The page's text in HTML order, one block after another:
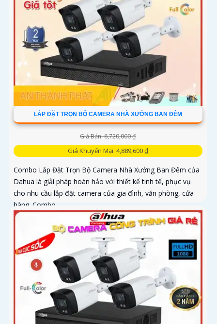
LẮP ĐẶT TRỌN BỘ CAMERA NHÀ XƯỞNG BAN ĐÊM
Giá Bán: 6,720,000 ₫
Giá Khuyến Mại: 4,889,600 ₫
Combo Lắp Đặt Trọn Bộ Camera Nhà Xưởng Ban Đêm của
Dahua là giải pháp hoàn hảo với thiết kế tinh tế, phục vụ
cho nhu cầu lắp đặt camera của gia đình, văn phòng, cửa
hàng. Combo...